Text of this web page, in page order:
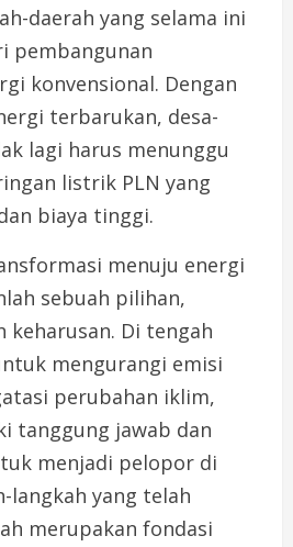
daerah yang selama ini
pembangunan
konvensional. Dengan
terbarukan, desa-
lagi harus menunggu
listrik PLN yang
biaya tinggi.
menuju energi
sebuah pilihan,
keharusan. Di tengah
mengurangi emisi
perubahan iklim,
tanggung jawab dan
menjadi pelopor di
langkah yang telah
merupakan fondasi